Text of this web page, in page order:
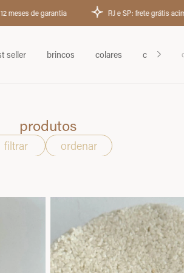
199 Demais estados: frete grátis a partir de
seller brincos colares chokers
produtos
filtrar ordenar